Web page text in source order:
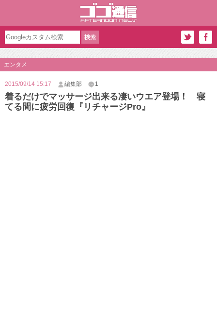
エンタメ
2015/09/14 15:17 編集部 1
着るだけでマッサージ出来る凄いウエア登場！ 寝
てる間に疲労回復『リチャージPro』